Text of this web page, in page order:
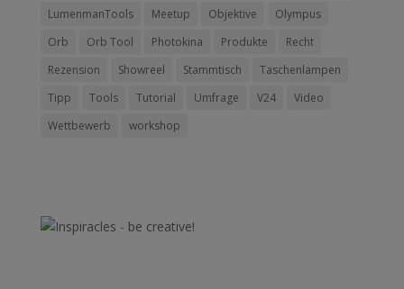
LumenmanTools
Meetup Objektive
Olympus
Orb
Orb Tool Photokina Produkte
Recht
Rezension
Showreel Stammtisch
Taschenlampen
Tipp
Tools Tutorial Umfrage V24
Video
Wettbewerb
workshop